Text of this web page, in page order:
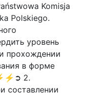
Komisja
Polskiego.
уровень
прохождении
в форме
2.
составлении